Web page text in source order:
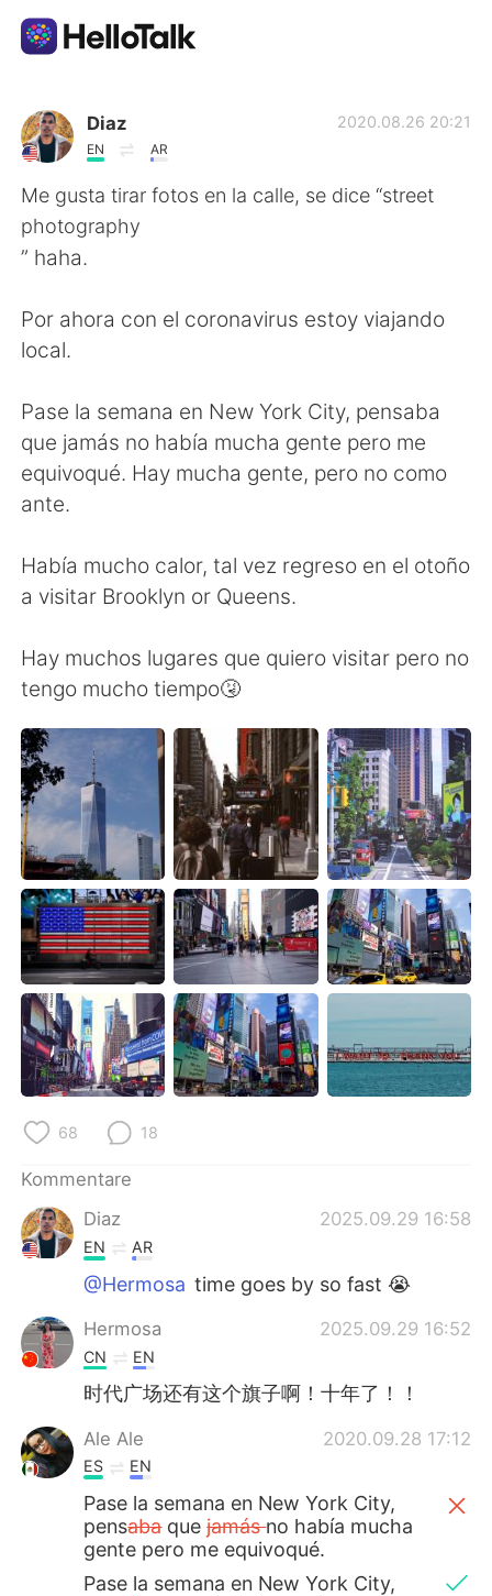
Sprachaustausch-App
AI Grammar Checker
Deutsch
English 简体中文
العربية Français
日本語
Русский ไทย
Indonesia Italiano
Türkçe Tiếng Việt
Diaz
EN AR
2020.08.26 20:21
Me gusta tirar fotos en la calle, se dice “street
photography
” haha.
Por ahora con el coronavirus estoy viajando
local.
Pase la semana en New York City, pensaba
que jamás no había mucha gente pero me
equivoqué. Hay mucha gente, pero no como
ante.
Había mucho calor, tal vez regreso en el otoño
a visitar Brooklyn or Queens.
Hay muchos lugares que quiero visitar pero no
tengo mucho tiempo🤧
68 18
Kommentare
Diaz
2025.09.29 16:58
EN AR
@Hermosa time goes by so fast 😭
Hermosa 2025.09.29 16:52
CN EN
时代广场还有这个旗子啊！十年了！！
Ale Ale 2020.09.28 17:12
ES EN
Pase la semana en New York City,
pensabaquejamásno había mucha
gente pero me equivoqué.
Pase la semana en New York City,